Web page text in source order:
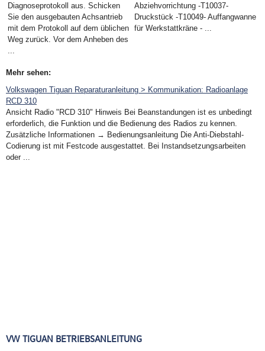
Diagnoseprotokoll aus. Schicken
Sie den ausgebauten Achsantrieb
mit dem Protokoll auf dem üblichen
Weg zurück. Vor dem Anheben des
...
Abziehvorrichtung -T10037-
Druckstück -T10049- Auffangwanne
für Werkstattkräne - ...
Mehr sehen:
Volkswagen Tiguan Reparaturanleitung > Kommunikation: Radioanlage
RCD 310
Ansicht Radio "RCD 310" Hinweis Bei Beanstandungen ist es unbedingt
erforderlich, die Funktion und die Bedienung des Radios zu kennen.
Zusätzliche Informationen → Bedienungsanleitung Die Anti-Diebstahl-
Codierung ist mit Festcode ausgestattet. Bei Instandsetzungsarbeiten
oder ...
VW TIGUAN BETRIEBSANLEITUNG